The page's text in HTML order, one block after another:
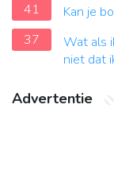
41
Kan je
37
Wat als
niet dat
Advertentie